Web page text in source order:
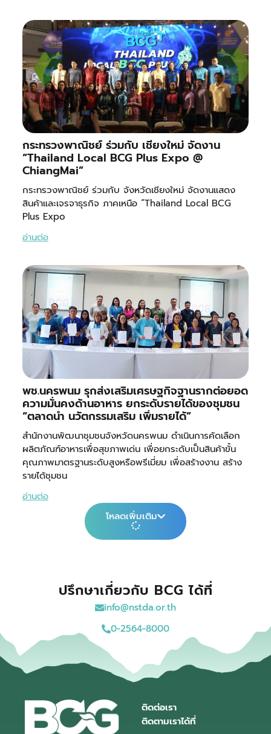
กระทรวงพาณิชย์ ร่วมกับ เชียงใหม่ จัดงาน
“Thailand Local BCG Plus Expo @
ChiangMai”
กระทรวงพาณิชย์ ร่วมกับ จังหวัดเชียงใหม่ จัดงานแสดง
สินค้าและเจรจาธุรกิจ ภาคเหนือ “Thailand Local BCG
Plus Expo
อ่านต่อ
พช.นครพนม รุกส่งเสริมเศรษฐกิจฐานรากต่อยอด
ความมั่นคงด้านอาหาร ยกระดับรายได้ของชุมชน
“ตลาดนำ นวัตกรรมเสริม เพิ่มรายได้”
สำนักงานพัฒนาชุมชนจังหวัดนครพนม ดำเนินการคัดเลือก
ผลิตภัณฑ์อาหารเพื่อสุขภาพเด่น เพื่อยกระดับเป็นสินค้าขั้น
คุณภาพมาตรฐานระดับสูงหรือพรีเมี่ยม เพื่อสร้างงาน สร้าง
รายได้ชุมชน
อ่านต่อ
โหลดเพิ่มเติม
ปรึกษาเกี่ยวกับ BCG ได้ที่
info@nstda.or.th
0-2564-8000
ติดต่อเรา
ติดตามเราได้ที่